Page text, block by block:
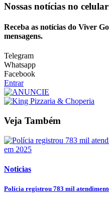
Nossas notícias no celular
Receba as notícias do Viver
mensagens.
Telegram
Whatsapp
Facebook
Entrar
Veja Também
Noticias
Polícia registrou 783 mil